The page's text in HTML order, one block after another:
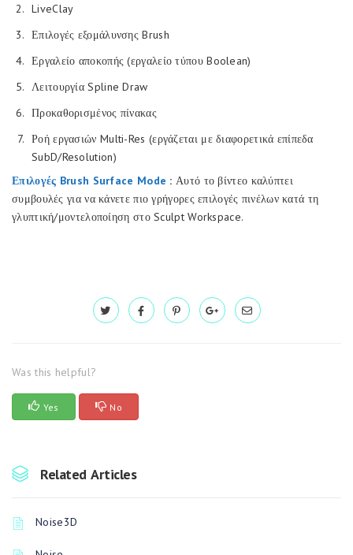
LiveClay
Επιλογές εξομάλυνσης Brush
Εργαλείο αποκοπής (εργαλείο τύπου Boolean)
Λειτουργία Spline Draw
Προκαθορισμένος πίνακας
Ροή εργασιών Multi-Res (εργάζεται με διαφορετικά επίπεδα
SubD/Resolution)
Επιλογές Brush Surface Mode : Αυτό το βίντεο καλύπτει
συμβουλές για να κάνετε πιο γρήγορες επιλογές πινέλων κατά τη
γλυπτική/μοντελοποίηση στο Sculpt Workspace.
Was this helpful?
Yes No
Related Articles
Noise3D